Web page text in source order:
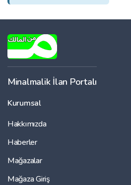
Minalmalik İlan Portalı
Kurumsal
Hakkımızda
Haberler
Mağazalar
Mağaza Giriş